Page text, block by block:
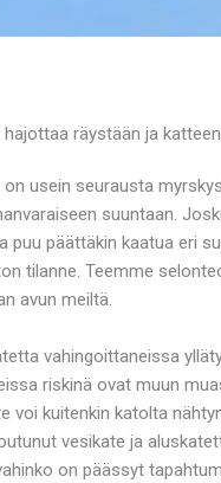
räystään ja
usein seurausta
suuntaan.
puu päättäkin kaatua eri
tilanne. Teemme
avun meiltä.
vahingoittaneissa
riskinä ovat muun
voi kuitenkin katolta
vesikate ja
on päässyt